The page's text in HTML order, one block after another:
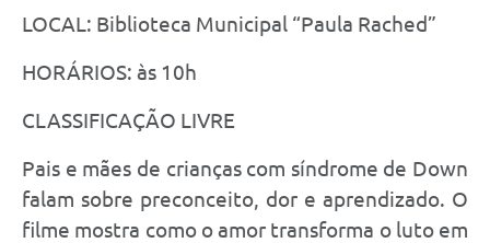
LOCAL: Biblioteca Municipal “Paula Rached”
HORÁRIOS: às 10h
CLASSIFICAÇÃO LIVRE
Pais e mães de crianças com síndrome de Down
falam sobre preconceito, dor e aprendizado. O
filme mostra como o amor transforma o luto em